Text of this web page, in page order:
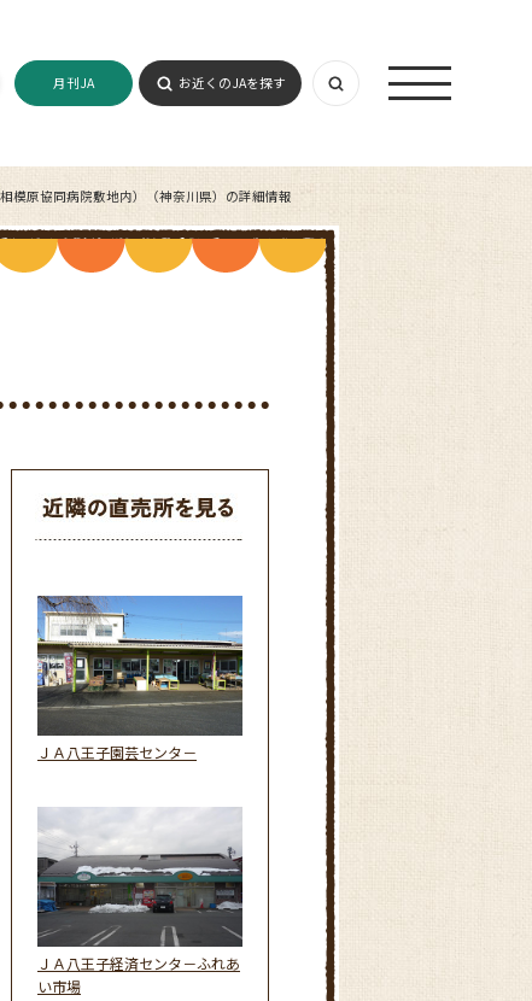
月刊JA お近くのJAを探す
模原協同病院敷地内）（神奈川県）の詳細情報
ＪＡ八王子園芸センタ－
ＪＡ八王子経済センタ－ふれあ
い市場